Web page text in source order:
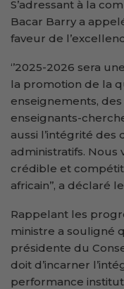
S’adressant à la
Bacar Barry a
faveur de
‘’2025-2026 sera
la promotion de la
enseignements,
enseignants-
aussi l’intégrité
administratifs.
crédible et
africain’’, a déclaré
Rappelant les
ministre a souligné
présidente du
doit d’incarner
performance